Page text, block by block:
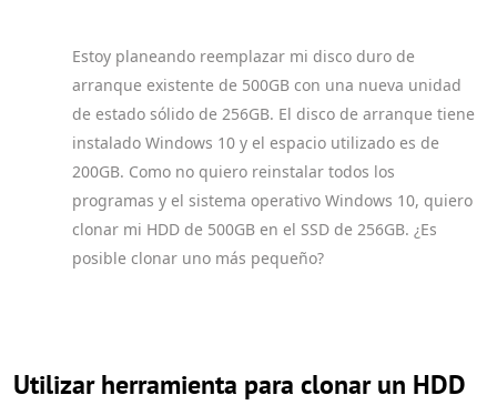
Estoy planeando reemplazar mi disco duro de
arranque existente de 500GB con una nueva unidad
de estado sólido de 256GB. El disco de arranque tiene
instalado Windows 10 y el espacio utilizado es de
200GB. Como no quiero reinstalar todos los
programas y el sistema operativo Windows 10, quiero
clonar mi HDD de 500GB en el SSD de 256GB. ¿Es
posible clonar uno más pequeño?
Utilizar herramienta para clonar un HDD